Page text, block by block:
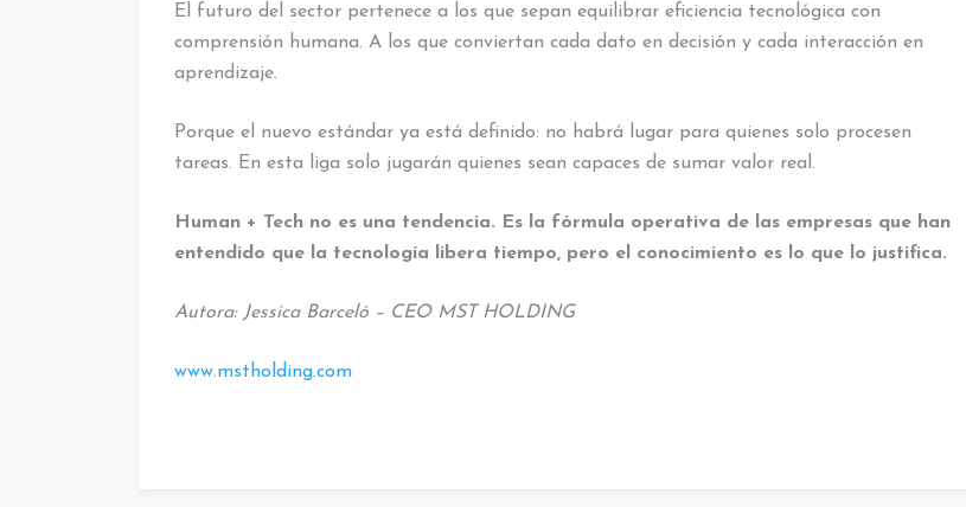
El futuro del sector pertenece a los que sepan equilibrar eficiencia tecnológica con
comprensión humana. A los que conviertan cada dato en decisión y cada interacción en
aprendizaje.
Porque el nuevo estándar ya está definido: no habrá lugar para quienes solo procesen
tareas. En esta liga solo jugarán quienes sean capaces de sumar valor real.
Human + Tech no es una tendencia. Es la fórmula operativa de las empresas que han
entendido que la tecnología libera tiempo, pero el conocimiento es lo que lo justifica.
Autora: Jessica Barceló – CEO MST HOLDING
www.mstholding.com